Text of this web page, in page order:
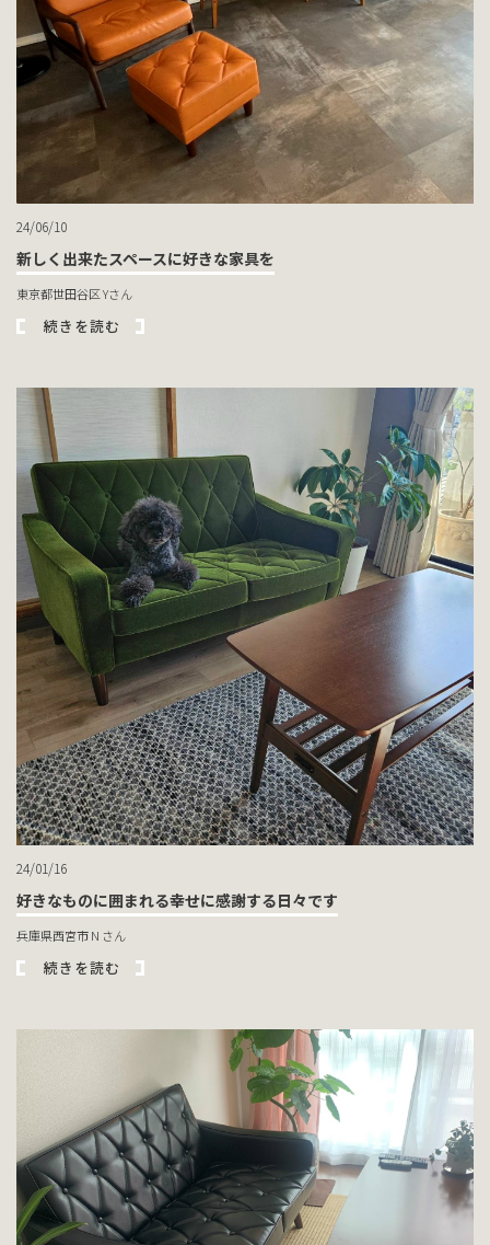
24/06/10
新しく出来たスペースに好きな家具を
東京都世田谷区 Yさん
続きを読む
24/01/16
好きなものに囲まれる幸せに感謝する日々です
兵庫県西宮市 N さん
続きを読む